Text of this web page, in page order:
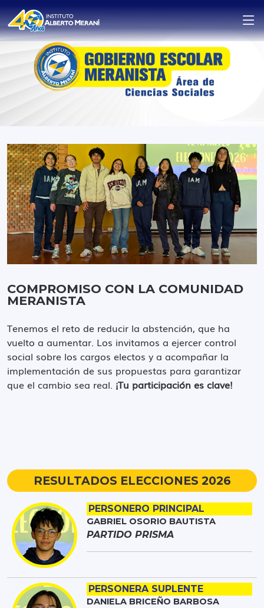
COMPROMISO CON LA COMUNIDAD
MERANISTA
Tenemos el reto de reducir la abstención, que ha
vuelto a aumentar. Los invitamos a ejercer control
social sobre los cargos electos y a acompañar la
implementación de sus propuestas para garantizar
que el cambio sea real. ¡Tu participación es clave!
RESULTADOS ELECCIONES 2026
PERSONERO PRINCIPAL
GABRIEL OSORIO BAUTISTA
PARTIDO PRISMA
PERSONERA SUPLENTE
DANIELA BRICEÑO BARBOSA